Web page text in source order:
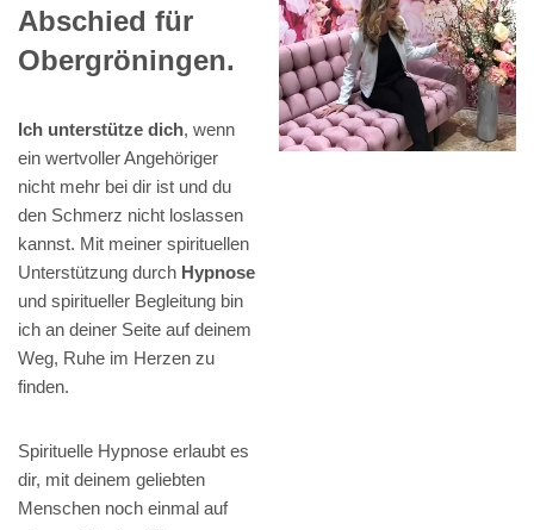
Abschied für
Obergröningen.
Ich unterstütze dich, wenn
ein wertvoller Angehöriger
nicht mehr bei dir ist und du
den Schmerz nicht loslassen
kannst. Mit meiner spirituellen
Unterstützung durch Hypnose
und spiritueller Begleitung bin
ich an deiner Seite auf deinem
Weg, Ruhe im Herzen zu
finden.
Spirituelle Hypnose erlaubt es
dir, mit deinem geliebten
Menschen noch einmal auf